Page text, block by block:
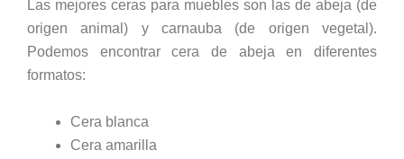
Las mejores ceras para muebles son las de abeja (de
origen animal) y carnauba (de origen vegetal).
Podemos encontrar cera de abeja en diferentes
formatos:
Cera blanca
Cera amarilla